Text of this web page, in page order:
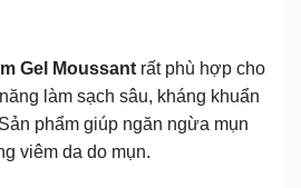
Gel Moussant rất phù hợp cho
làm sạch sâu, kháng khuẩn
phẩm giúp ngăn ngừa mụn
viêm da do mụn.